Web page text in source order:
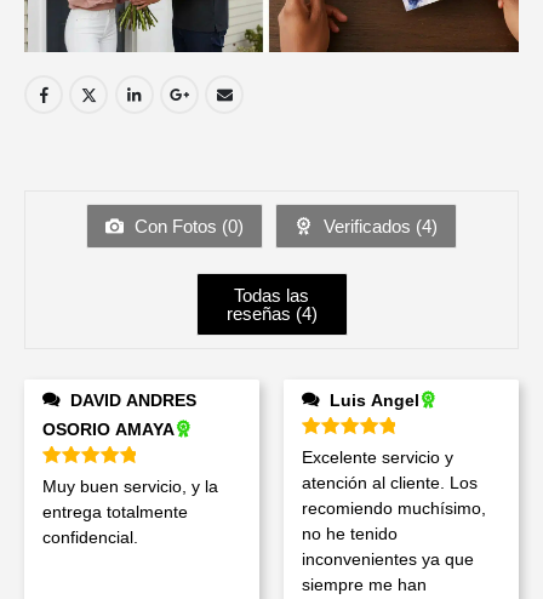
Con Fotos (0) Verificados (4)
Todas las
reseñas (4)
OSORIO AMAYA
Valorado en 5de 5
Muy buen servicio, y la
entrega totalmente
confidencial.
Luis Angel
Valorado en 5de 5
Excelente servicio y
atención al cliente. Los
recomiendo muchísimo,
no he tenido
inconvenientes ya que
siempre me han